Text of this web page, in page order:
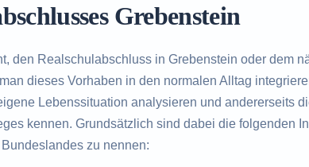
Grebenstein
den Realschulabschluss in Grebenstein oder dem
dieses Vorhaben in den normalen Alltag
Lebenssituation analysieren und andererseits
kennen. Grundsätzlich sind dabei die folgenden
zu nennen: